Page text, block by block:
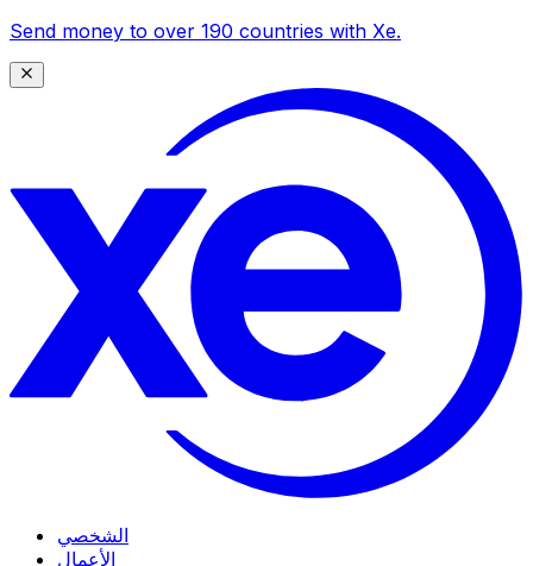
Send money to over 190 countries with Xe.
الشخصي
الأعمال